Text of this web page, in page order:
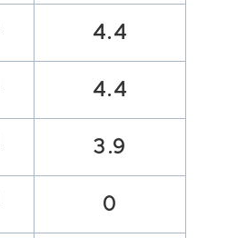
4.4
4.4
3.9
0